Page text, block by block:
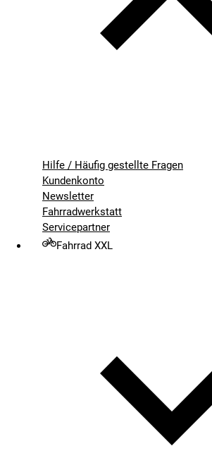
Hilfe / Häufig gestellte Fragen
Kundenkonto
Newsletter
Fahrradwerkstatt
Servicepartner
Fahrrad XXL